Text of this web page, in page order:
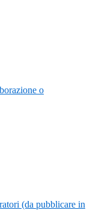
o
(da pubblicare in